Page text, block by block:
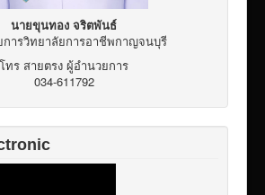
นายขุนทอง จริตพันธ์
การวิทยาลัยการอาชีพกาญจนบุรี
โทร สายตรง ผู้อำนวยการ
034-611792